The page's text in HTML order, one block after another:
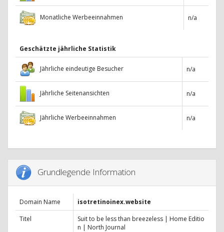
Monatliche Werbeeinnahmen n/a
Geschätzte jährliche Statistik
Jährliche eindeutige Besucher n/a
Jährliche Seitenansichten n/a
Jährliche Werbeeinnahmen n/a
Grundlegende Information
Domain Name
isotretinoinex.website
Titel
Suit to be less than breezeless | Home Editio
n | North Journal